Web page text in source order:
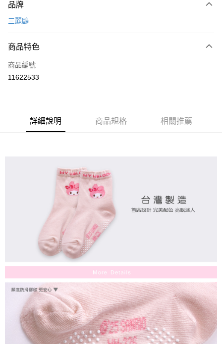
信用卡一次付款
LINE Pay
Apple Pay
ATM付款
每筆NT$80，滿NT$899(含以上)免運費
每筆NT$80，滿NT$859(含以上)免運費
7-11取貨付款
每筆NT$80，滿NT$899(含以上)免運費
付款後7-11取貨
每筆NT$80，滿NT$859(含以上)免運費
宅配
每筆NT$85，滿NT$859(含以上)免運費
品牌
三麗鷗
商品特色
商品編號
11622533
詳細說明 商品規格 相關推薦